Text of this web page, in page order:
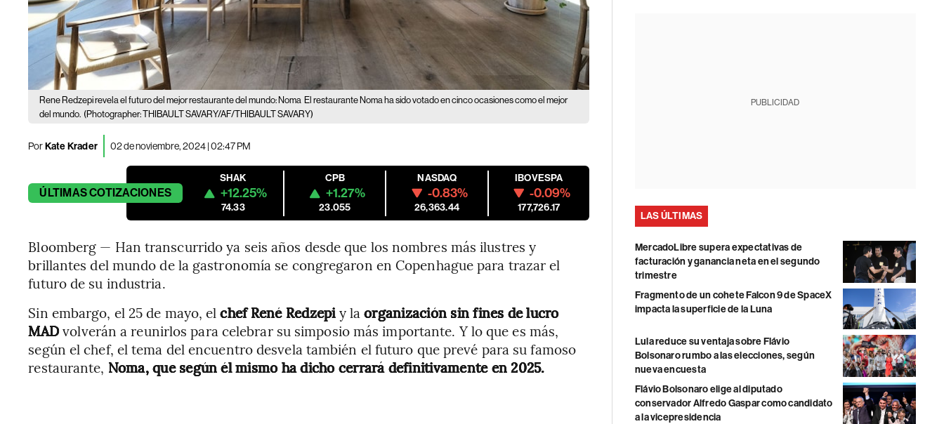
Rene Redzepi revela el futuro del mejor restaurante del mundo: Noma El restaurante Noma ha sido votado en cinco ocasiones como el mejor
del mundo. (Photographer: THIBAULT SAVARY/AF/THIBAULT SAVARY)
PorKate Krader 02 de noviembre, 2024 | 02:47 PM
ÚLTIMASCOTIZACIONES
SHAK
+12.25%
74.33
CPB
+1.27%
23.055
NASDAQ
-0.83%
26,363.44
IBOVESPA
-0.09%
177,726.17
Bloomberg — Han transcurrido ya seis años desde que los nombres más ilustres y
brillantes del mundo de la gastronomía se congregaron en Copenhague para trazar el
futuro de su industria.
Sin embargo, el 25 de mayo, elchef René Redzepiy laorganización sin fines de lucro
MADvolverán a reunirlos para celebrar su simposio más importante. Y lo que es más,
según el chef, el tema del encuentro desvela también el futuro que prevé para su famoso
restaurante, Noma, que según él mismo ha dicho cerrará definitivamente en 2025.
PUBLICIDAD
LAS ÚLTIMAS
MercadoLibre supera expectativas de
facturación y ganancia neta en el segundo
trimestre
Fragmento de un cohete Falcon 9 de SpaceX
impacta la superficie de la Luna
Lula reduce su ventaja sobre Flávio
Bolsonaro rumbo a las elecciones, según
nueva encuesta
Flávio Bolsonaro elige al diputado
conservador Alfredo Gaspar como candidato
a la vicepresidencia